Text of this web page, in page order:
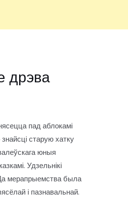
дрэва
пад аблокамі
старую хатку
юныя
Удзельнікі
мерапрыемства была
і пазнавальнай.